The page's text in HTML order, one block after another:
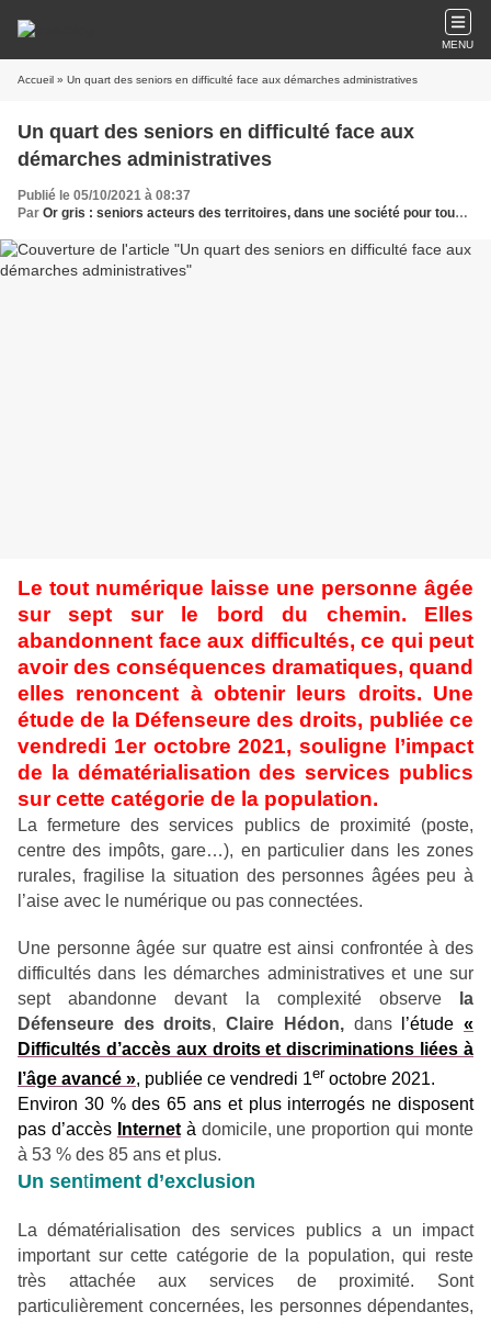
MENU
Accueil » Un quart des seniors en difficulté face aux démarches administratives
Un quart des seniors en difficulté face aux
démarches administratives
Publié le 05/10/2021 à 08:37
Par Or gris : seniors acteurs des territoires, dans une société pour tous les âges
Le tout numérique laisse une personne âgée
sur sept sur le bord du chemin. Elles
abandonnent face aux difficultés, ce qui peut
avoir des conséquences dramatiques, quand
elles renoncent à obtenir leurs droits. Une
étude de la Défenseure des droits, publiée ce
vendredi 1er octobre 2021, souligne l’impact
de la dématérialisation des services publics
sur cette catégorie de la population.
La fermeture des services publics de proximité (poste,
centre des impôts, gare…), en particulier dans les zones
rurales, fragilise la situation des personnes âgées peu à
l’aise avec le numérique ou pas connectées.
Une personne âgée sur quatre est ainsi confrontée à des
difficultés dans les démarches administratives et une sur
sept abandonne devant la complexité observe
la
Défenseure des droits,Claire Hédon,dans l’étude«
Difficultés d’accès aux droits et discriminations liées à
l’âge avancé », publiée ce vendredi 1er octobre 2021.
Environ 30 % des 65 ans et plus interrogés ne disposent
pas d’accès Internetà domicile, une proportion qui monte
à 53 % des 85 ans et plus.
Un sentiment d’exclusion
La dématérialisation des services publics a un impact
important sur cette catégorie de la population, qui reste
très attachée aux services de proximité. Sont
particulièrement concernées, les personnes dépendantes,